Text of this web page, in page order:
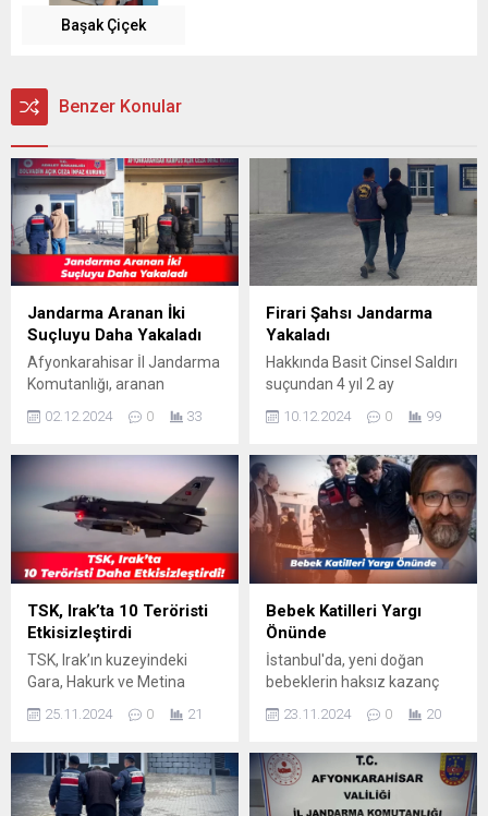
Başak Çiçek
Benzer Konular
Jandarma Aranan İki
Suçluyu Daha Yakaladı
Afyonkarahisar İl Jandarma
Komutanlığı, aranan
yakalanmasına yönelik
kolluk devriyesi sırasında
02.12.2024 0 33
Firari Şahsı Jandarma
Yakaladı
Hakkında Basit Cinsel Saldırı
suçundan 4 yıl 2 ay
bulunan Y.B. isimli şahıs,
Balçıkhisar köyünde
10.12.2024 0 99
TSK, Irak’ta 10 Teröristi
Etkisizleştirdi
TSK, Irak’ın kuzeyindeki
Gara, Hakurk ve Metina
operasyonlarla 10 PKK’lı
25.11.2024 0 21
Bebek Katilleri Yargı
Önünde
İstanbul'da, yeni doğan
bebeklerin haksız kazanç
hastanelerin yenidoğan
bu süreçteki kusurlu
davranışlar nediyle...
23.11.2024 0 20